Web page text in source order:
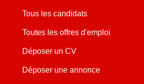
Tous les candidats
Toutes les offres d'emploi
Déposer un CV
Déposer une annonce